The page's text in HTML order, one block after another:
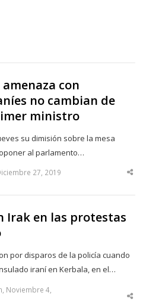
con
no cambian de
ministro
su dimisión sobre la mesa
al parlamento…
27, 2019
Irak en las protestas
por disparos de la policía cuando
iraní en Kerbala, en el…
Noviembre 4,